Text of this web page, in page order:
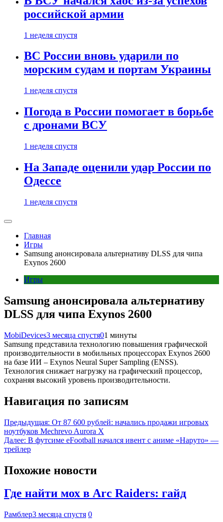
российской армии
1 неделя спустя
ВС России вновь ударили по
морским судам и портам Украины
1 неделя спустя
Погода в России помогает в борьбе
с дронами ВСУ
1 неделя спустя
На Западе оценили удар России по
Одессе
1 неделя спустя
Главная
Игры
Samsung анонсировала альтернативу DLSS для чипа
Exynos 2600
Игры
Samsung анонсировала альтернативу
DLSS для чипа Exynos 2600
MobiDevices3 месяца спустя01 минуты
Samsung представила технологию повышения графической
производительности в мобильных процессорах Exynos 2600
на базе ИИ – Exynos Neural Super Sampling (ENSS).
Технология снижает нагрузку на графический процессор,
сохраняя высокий уровень производительности.
Навигация по записям
Предыдущая: От 87 600 рублей: начались продажи игровых
ноутбуков Mechrevo Aurora X
Далее: В футсиме eFootball начался ивент с аниме «Наруто» —
трейлер
Похожие новости
Где найти мох в Arc Raiders: гайд
Рамблер3 месяца спустя 0